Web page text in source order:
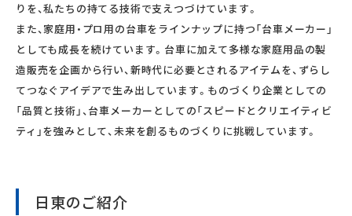
りを、私たちの持てる技術で支えつづけています。
また、家庭用・プロ用の台車をラインナップに持つ「台車メーカー」
としても成長を続けています。台車に加えて多様な家庭用品の製
造販売を企画から行い、新時代に必要とされるアイテムを、ずらし
てつなぐアイデアで生み出しています。ものづくり企業としての
「品質と技術」、台車メーカーとしての「スピードとクリエイティビ
ティ」を強みとして、未来を創るものづくりに挑戦しています。
日東のご紹介